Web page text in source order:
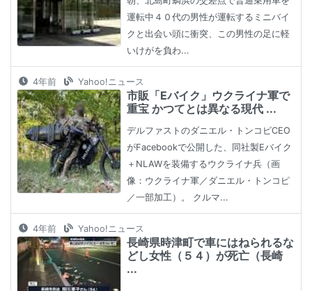
運転中４０代の男性が運転するミニバイ
クと出会い頭に衝突、この男性の足に軽
いけがを負わ...
4年前 Yahoo!ニュース
市販「Eバイク」ウクライナ軍で
重宝 かつてとは異なる現代 ...
デルファストのダニエル・トンコピCEO
がFacebookで公開した、同社製Eバイク
＋NLAWを装備するウクライナ兵（画
像：ウクライナ軍／ダニエル・トンコピ
／一部加工）。 クルマ...
4年前 Yahoo!ニュース
長崎県時津町で車にはねられるな
どし女性（５４）が死亡（長崎
...